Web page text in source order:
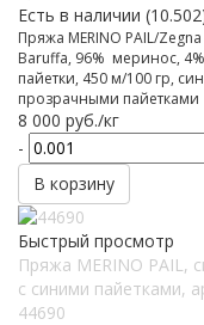
Есть в наличии
Пряжа MERINO PAIL/Zegna
Baruffa, 96% меринос,
пайетки, 450 м/100 гр,
прозрачными пайетками
8 000 руб./кг
-
В корзину
Быстрый просмотр
Пряжа MERINO PAIL,
с синими пайетками,
44690